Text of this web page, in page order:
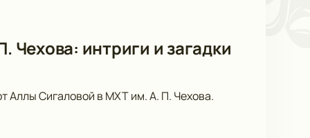
интриги и загадки
Аллы Сигаловой в МХТ им. А. П. Чехова.